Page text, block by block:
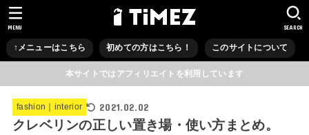
↑メニューはこちら 初めての方はこちら！ このサイトについて
SEARCH
MENU
本サイトではアフィリエイトを利用しています
fashion｜interior 2021.02.02
クレベリンの正しい置き場・使い方まとめ。